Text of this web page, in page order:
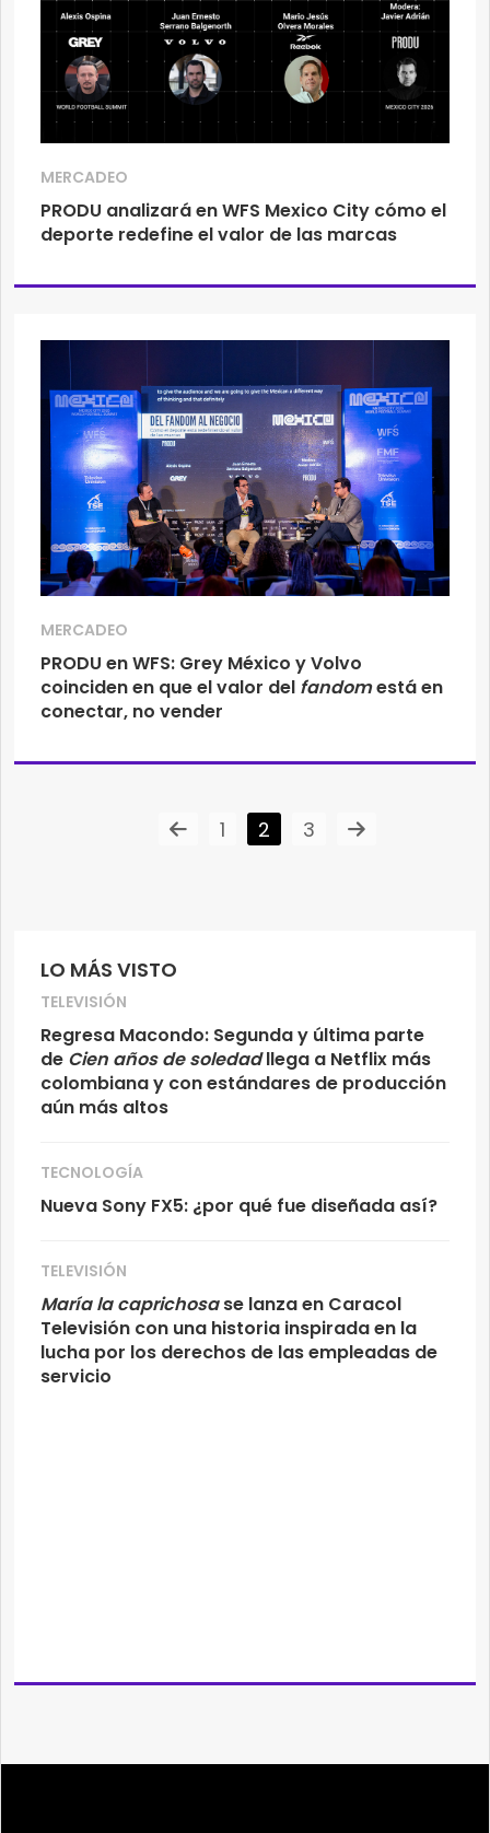
LO MÁS VISTO
TELEVISIÓN
Regresa Macondo: Segunda y última parte
de Cien años de soledadllega a Netflix más
colombiana y con estándares de producción
aún más altos
TECNOLOGÍA
Nueva Sony FX5: ¿por qué fue diseñada así?
TELEVISIÓN
María la caprichosase lanza en Caracol
Televisión con una historia inspirada en la
lucha por los derechos de las empleadas de
servicio
MERCADEO
PRODU analizará en WFS Mexico City cómo el
deporte redefine el valor de las marcas
MERCADEO
PRODU en WFS: Grey México y Volvo
coinciden en que el valor del fandomestá en
conectar, no vender
1 2 3